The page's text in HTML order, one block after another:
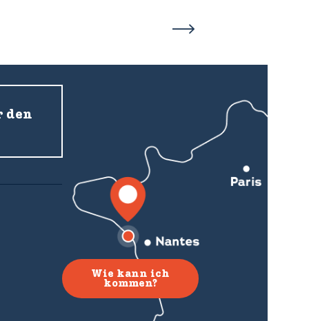
den
Wie kann ich
kommen?